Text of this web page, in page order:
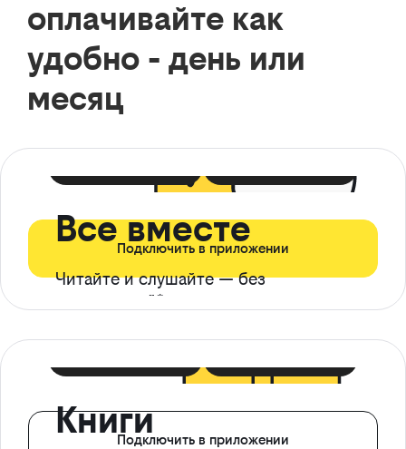
оплачивайте как
удобно - день или
месяц
Все вместе
Читайте и слушайте — без
ограничений*
Подключить в приложении
КнигиПодключить в приложении